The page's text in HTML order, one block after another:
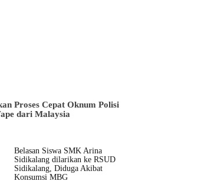
Proses Cepat Oknum Polisi
dari Malaysia
Belasan Siswa SMK Arina
Sidikalang dilarikan ke RSUD
Sidikalang, Diduga Akibat
Konsumsi MBG